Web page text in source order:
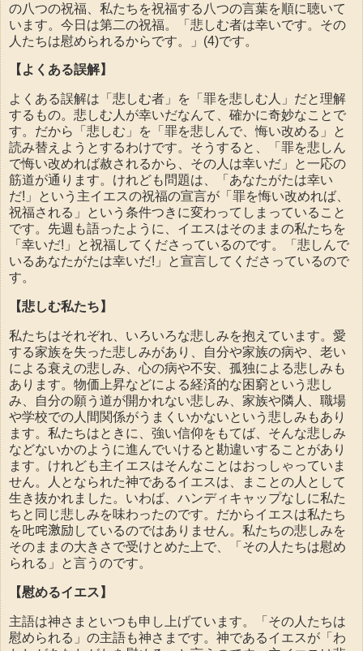
の八つの祝福、私たちを祝福する八つの言葉を順に聴いて
います。今日は第二の祝福。「悲しむ者は幸いです。その
人たちは慰められるからです。」(4)です。
【よくある誤解】
よくある誤解は「悲しむ者」を「罪を悲しむ人」だと理解
するもの。悲しむ人が幸いだなんて、確かに奇妙なことで
す。だから「悲しむ」を「罪を悲しんで、悔い改める」と
読み替えようとするわけです。そうすると、「罪を悲しん
で悔い改めれば赦されるから、その人は幸いだ」と一応の
筋道が通ります。けれども問題は、「あなたがたは幸い
だ!」という主イエスの祝福の宣言が「罪を悔い改めれば、
祝福される」という条件つきに変わってしまっていること
です。先週も語ったように、イエスはそのままの私たちを
「幸いだ!」と祝福してくださっているのです。「悲しんで
いるあなたがたは幸いだ!」と宣言してくださっているので
す。
【悲しむ私たち】
私たちはそれぞれ、いろいろな悲しみを抱えています。愛
する家族を失った悲しみがあり、自分や家族の病や、老い
による衰えの悲しみ、心の病や不安、孤独による悲しみも
あります。物価上昇などによる経済的な困窮という悲し
み、自分の願う道が開かれない悲しみ、家族や隣人、職場
や学校での人間関係がうまくいかないという悲しみもあり
ます。私たちはときに、強い信仰をもてば、そんな悲しみ
などないかのように進んでいけると勘違いすることがあり
ます。けれども主イエスはそんなことはおっしゃっていま
せん。人となられた神であるイエスは、まことの人として
生き抜かれました。いわば、ハンディキャップなしに私た
ちと同じ悲しみを味わったのです。だからイエスは私たち
を𠮟咤激励しているのではありません。私たちの悲しみを
そのままの大きさで受けとめた上で、「その人たちは慰め
られる」と言うのです。
【慰めるイエス】
主語は神さまといつも申し上げています。「その人たちは
慰められる」の主語も神さまです。神であるイエスが「わ